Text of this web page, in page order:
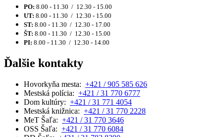
PO: 8.00 - 11.30 / 12.30 - 15.00
UT: 8.00 - 11.30 / 12.30 - 15.00
ST: 8.00 - 11.30 / 12.30 - 17.00
ŠT: 8.00 - 11.30 / 12.30 - 15.00
PI: 8.00 - 11.30 / 12.30 - 14.00
Ďalšie kontakty
Hovorkyňa mesta: +421 / 905 585 626
Mestská polícia: +421 / 31 770 6777
Dom kultúry: +421 / 31 771 4054
Mestská knižnica: +421 / 31 770 2228
MeT Šaľa: +421 / 31 770 3646
OSS Šaľa: +421 / 31 770 6084